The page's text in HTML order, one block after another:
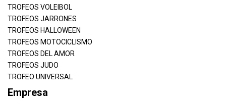
TROFEOS VOLEIBOL
TROFEOS JARRONES
TROFEOS HALLOWEEN
TROFEOS MOTOCICLISMO
TROFEOS DEL AMOR
TROFEOS JUDO
TROFEO UNIVERSAL
Empresa